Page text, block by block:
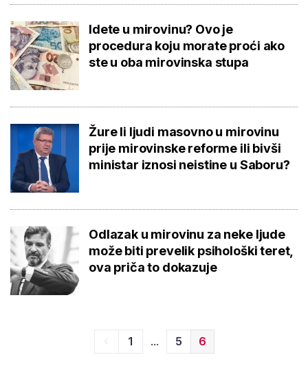
Idete u mirovinu? Ovo je
procedura koju morate proći ako
ste u oba mirovinska stupa
Žure li ljudi masovno u mirovinu
prije mirovinske reforme ili bivši
ministar iznosi neistine u Saboru?
Odlazak u mirovinu za neke ljude
može biti prevelik psihološki teret,
ova priča to dokazuje
1 ... 5 6